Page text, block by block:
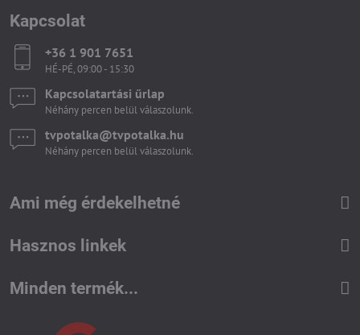
Kapcsolat
+36 1 901 7651
HÉ-PÉ, 09:00 - 15:30
Kapcsolatartási űrlap
Néhány percen belül válaszolunk.
tvpotalka​@tvpotalka​.hu
Néhány percen belül válaszolunk.
Ami még érdekelhetné
Hasznos linkek
Minden termék...